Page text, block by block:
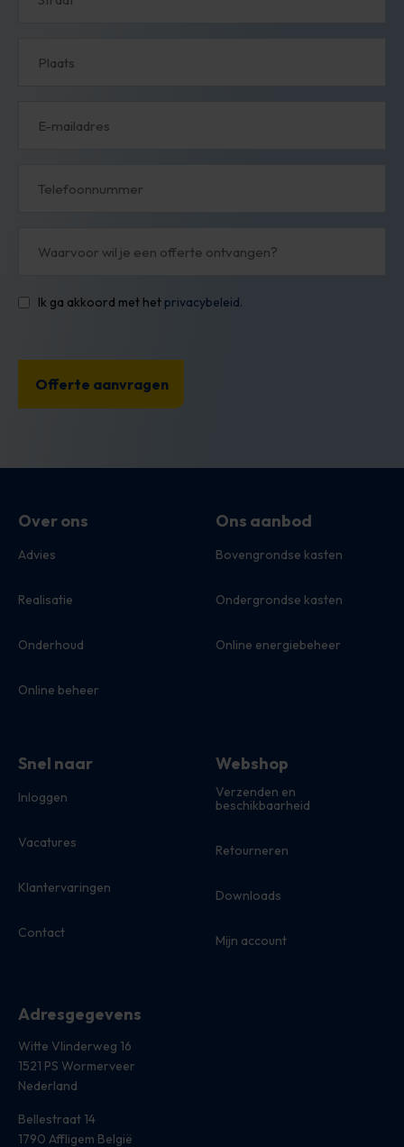
ontvangen?
Ik ga akkoord met hetprivacybeleid.
Over ons
Advies
Realisatie
Onderhoud
Online beheer
Ons aanbod
Bovengrondse kasten
Ondergrondse kasten
Online energiebeheer
Snel naar
Inloggen
Vacatures
Klantervaringen
Contact
Webshop
Verzenden en
beschikbaarheid
Retourneren
Downloads
Mijn account
Adresgegevens
Witte Vlinderweg 16
1521 PS Wormerveer
Nederland
Bellestraat 14
1790 Affligem België